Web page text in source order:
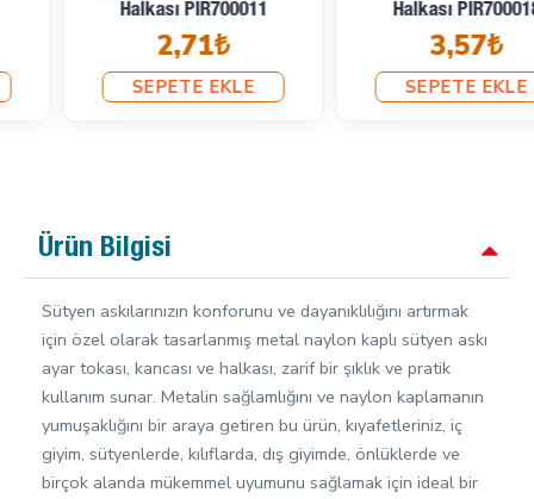
Halkası PIR700011
2,71₺
SEPETE EKLE
Halkası PIR700018
3,57₺
SEPETE EKLE
Ürün Bilgisi
Sütyen askılarınızın konforunu ve dayanıklılığını artırmak
için özel olarak tasarlanmış metal naylon kaplı sütyen askı
ayar tokası, kancası ve halkası, zarif bir şıklık ve pratik
kullanım sunar. Metalin sağlamlığını ve naylon kaplamanın
yumuşaklığını bir araya getiren bu ürün, kıyafetleriniz, iç
giyim, sütyenlerde, kılıflarda, dış giyimde, önlüklerde ve
birçok alanda mükemmel uyumunu sağlamak için ideal bir